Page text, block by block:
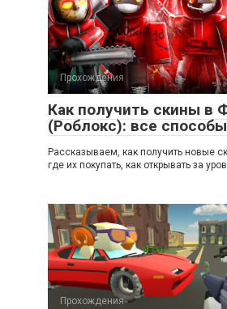
Прохождения
Как получить скины в
(Роблокс): все способы
Рассказываем, как получить новые
где их покупать, как открывать за
Прохождения